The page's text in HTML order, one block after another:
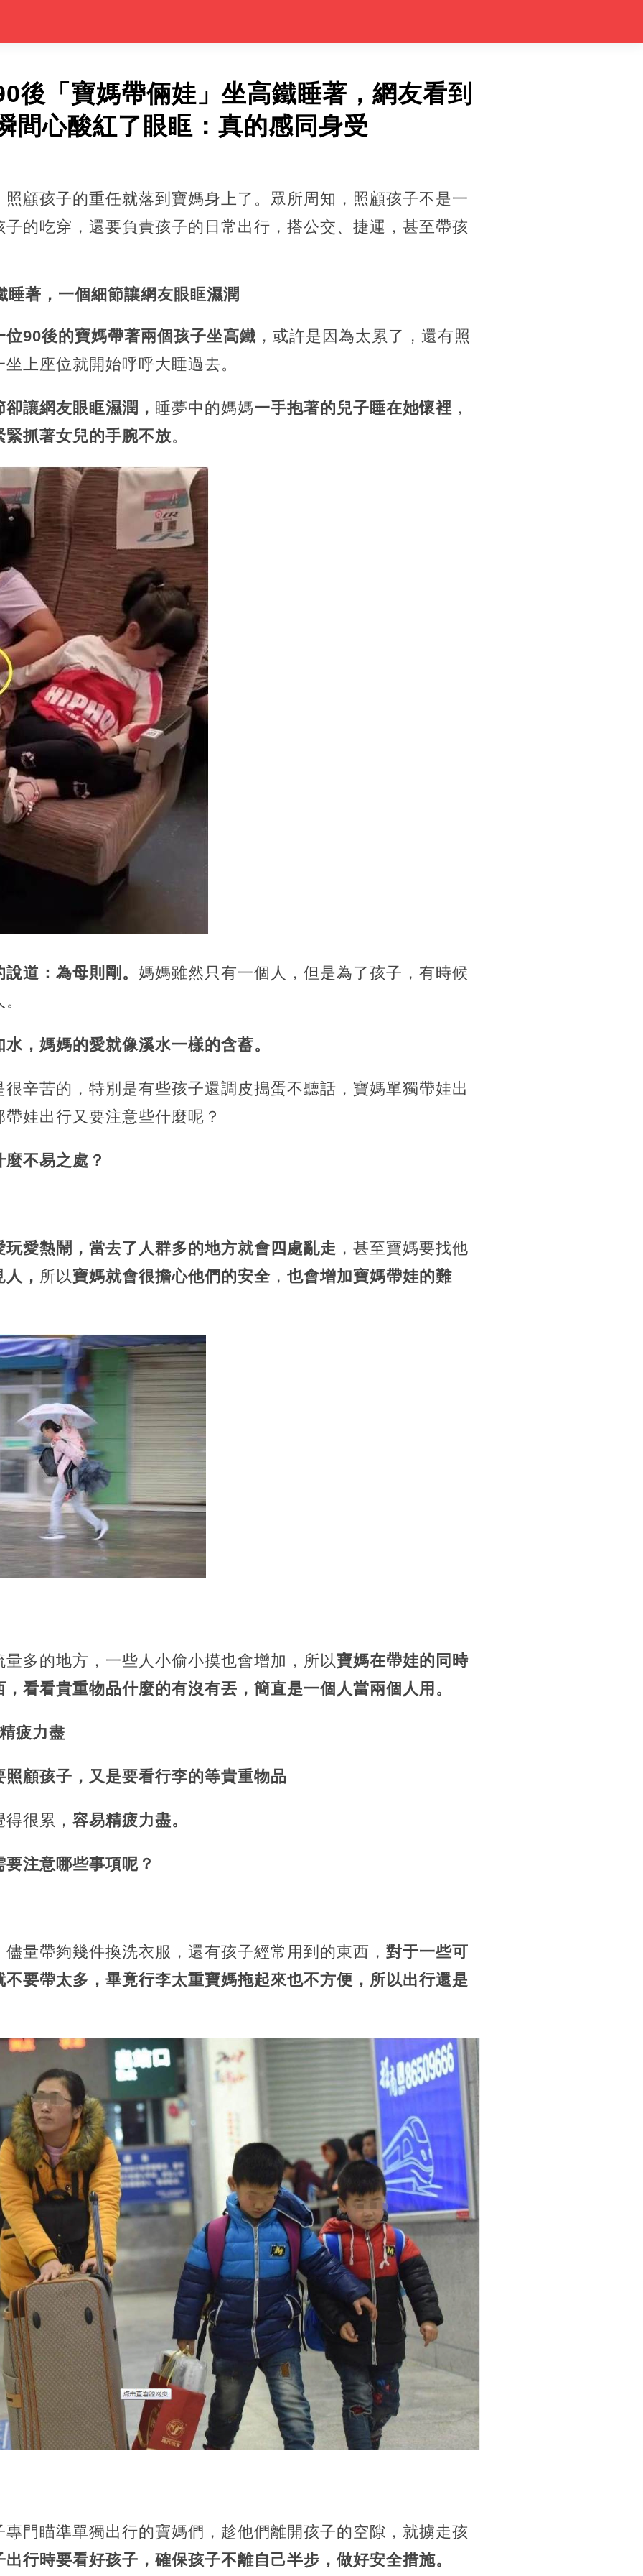
後「寶媽帶倆娃」坐高鐵睡著，網友看到
間心酸紅了眼眶：真的感同身受
顧孩子的重任就落到寶媽身上了。眾所周知，照顧孩子不是一
的吃穿，還要負責孩子的日常出行，搭公交、捷運，甚至帶孩
睡著，一個細節讓網友眼眶濕潤
90後的寶媽帶著兩個孩子坐高鐵 ，或許是因為太累了，還有照
上座位就開始呼呼大睡過去。
讓網友眼眶濕潤， 睡夢中的媽媽一手抱著的兒子睡在她懷裡 ，
緊抓著女兒的手腕不放。
道：為母則剛。 媽媽雖然只有一個人，但是為了孩子，有時候
，媽媽的愛就像溪水一樣的含蓄。
辛苦的，特別是有些孩子還調皮搗蛋不聽話，寶媽單獨帶娃出
娃出行又要注意些什麼呢？
不易之處？
玩愛熱鬧，當去了人群多的地方就會四處亂走 ，甚至寶媽要找他
， 所以寶媽就會很擔心他們的安全 ， 也會增加寶媽帶娃的難
多的地方，一些人小偷小摸也會增加，所以寶媽在帶娃的同時
看看貴重物品什麼的有沒有丟，簡直是一個人當兩個人用。
疲力盡
照顧孩子，又是要看行李的等貴重物品
很累， 容易精疲力盡。
注意哪些事項呢？
量帶夠幾件換洗衣服，還有孩子經常用到的東西， 對于一些可
要帶太多，畢竟行李太重寶媽拖起來也不方便，所以出行還是
門瞄準單獨出行的寶媽們，趁他們離開孩子的空隙，就擄走孩
行時要看好孩子，確保孩子不離自己半步，做好安全措施。